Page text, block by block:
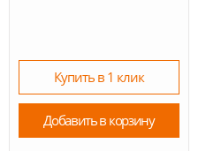
Купить в 1 клик
Добавить в корзину